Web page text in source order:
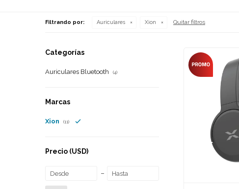
Filtrando por: Auriculares Xion Quitar filtros
Categorías
Auriculares Bluetooth (4)
Marcas
Xion (11)
Precio (USD)